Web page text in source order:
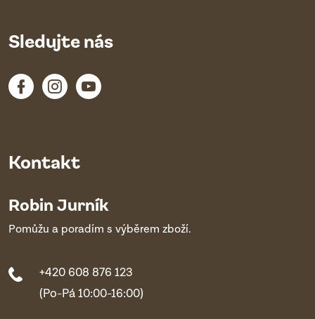
Kontakt
Robin Jurník
Pomůžu a poradím s výběrem zboží.
+420 608 876 123
(Po-Pá 10:00-16:00)
Sledujte nás